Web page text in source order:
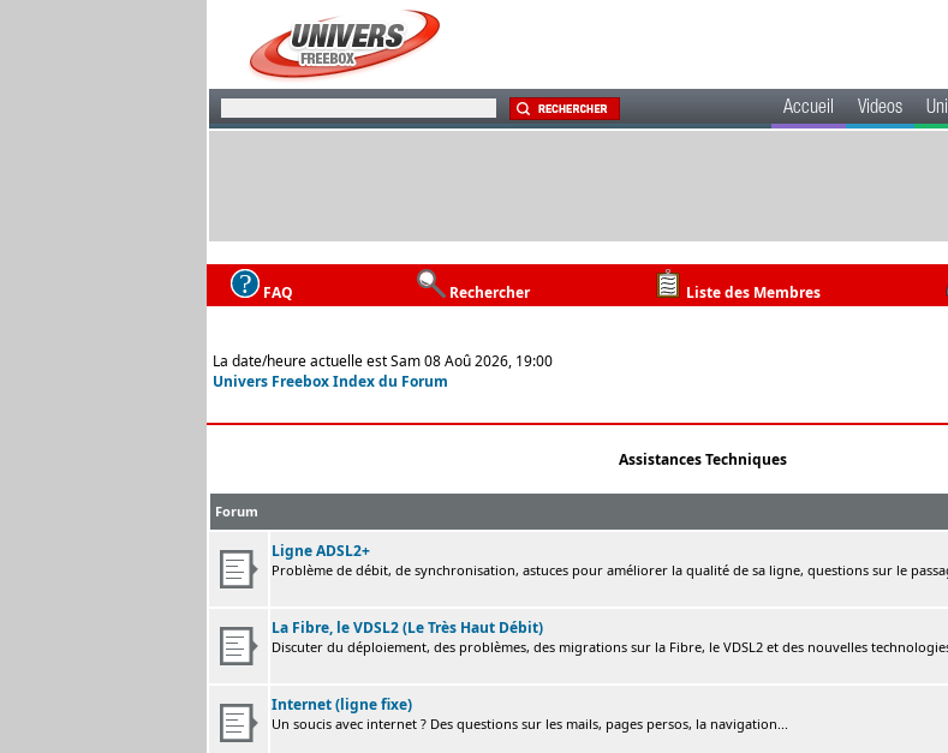
Accueil Videos
FAQ Rechercher Liste des Membres
La date/heure actuelle est Sam 08 Aoû 2026, 19:00
Univers Freebox Index du Forum
Assistances Techniques
Forum
Ligne ADSL2+
Problème de débit, de synchronisation, astuces pour améliorer la qualité de sa ligne, questions sur le
La Fibre, le VDSL2 (Le Très Haut Débit)
Discuter du déploiement, des problèmes, des migrations sur la Fibre, le VDSL2 et des nouvelles
Internet (ligne fixe)
Un soucis avec internet ? Des questions sur les mails, pages persos, la navigation...